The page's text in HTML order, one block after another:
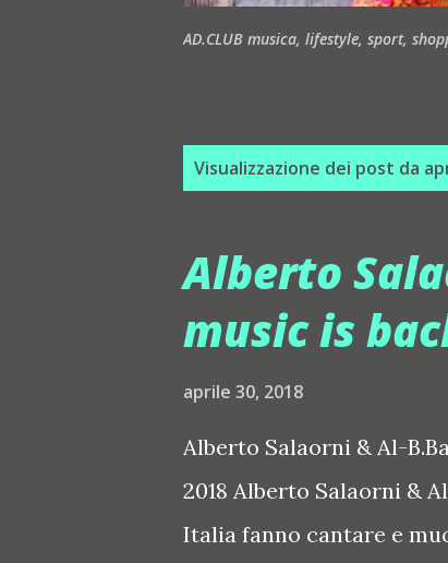
AD.CLUB musica, lifestyle, sport,
Visualizzazione dei post da
Alberto
music is
aprile 30, 2018
Alberto Salaorni & Al-
2018 Alberto Salaorni &
Italia fanno cantare e